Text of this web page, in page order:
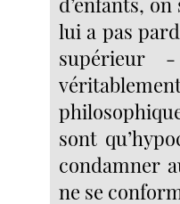
lui a pas
supérieur
sont
condamner
ne se